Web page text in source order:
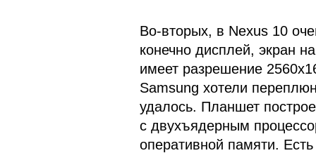
Во-вторых, в Nexus 10
конечно дисплей, экран
имеет разрешение
Samsung хотели
удалось. Планшет
c двухъядерным
оперативной памяти.